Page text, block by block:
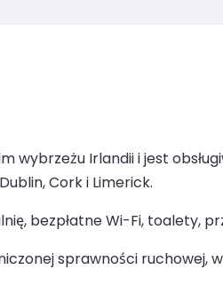
wybrzeżu Irlandii i jest
Cork i Limerick.
bezpłatne Wi-Fi, toalety,
sprawności